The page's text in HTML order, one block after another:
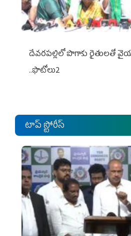
దేవరపల్లిలో పొగాకు రైతులతో
..ఫొటోలు2
టాప్ స్టోరీస్